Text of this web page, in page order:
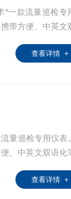
*一款流量巡检专
带方便、中英文
查看详情 +
量巡检专用仪表
、中英文双语化
查看详情 +